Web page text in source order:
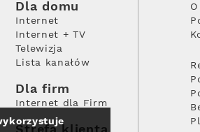
Dla domu
Internet
Internet + TV
Telewizja
Lista kanałów
Dla firm
Internet dla Firm